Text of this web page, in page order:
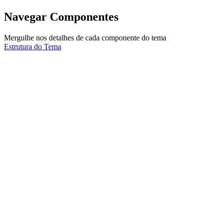
Navegar Componentes
Mergulhe nos detalhes de cada componente do tema
Estrutura do Tema